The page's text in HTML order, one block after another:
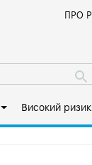
ПРО
Високий